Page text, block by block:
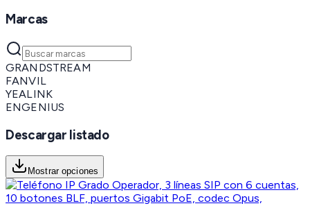
Marcas
GRANDSTREAM
FANVIL
YEALINK
ENGENIUS
Descargar listado
Mostrar opciones